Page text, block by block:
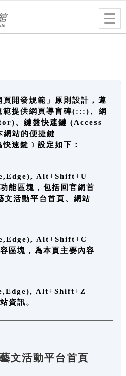
開發規範」原則設計，遵
範提供網頁導盲磚(:::)、網
、鍵盤快速鍵 (Access
站的便捷鍵
速鍵﹞設定如下：
Alt+Shift+U
能區塊，包括回官網首
文活動平台首頁、網站
Alt+Shift+C
區塊，為本頁主要內容
Alt+Shift+Z
資訊。
文活動平台首頁